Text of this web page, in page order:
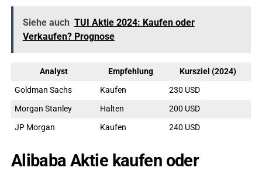
Siehe auch TUI Aktie 2024: Kaufen oder
Verkaufen? Prognose
Analyst Empfehlung
Kursziel (2024)
Goldman Sachs
Kaufen
230 USD
Morgan Stanley
Halten
200 USD
JP Morgan
Kaufen 240 USD
Alibaba Aktie kaufen oder